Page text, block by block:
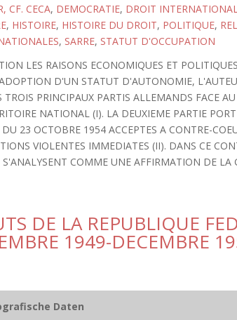
CF. CECA, DEMOCRATIE, DROIT
, HISTOIRE, HISTOIRE DU DROIT, POLITIQUE,
, SARRE, STATUT D'OCCUPATION
LES RAISONS ECONOMIQUES ET
D'UN STATUT D'AUTONOMIE,
PRINCIPAUX PARTIS ALLEMANDS FACE
NATIONAL (I). LA DEUXIEME PARTIE
23 OCTOBRE 1954 ACCEPTES A CONTRE-
VIOLENTES IMMEDIATES (II). DANS CE
COMME UNE AFFIRMATION DE LA
DE LA REPUBLIQUE
1949-DECEMBRE
Daten